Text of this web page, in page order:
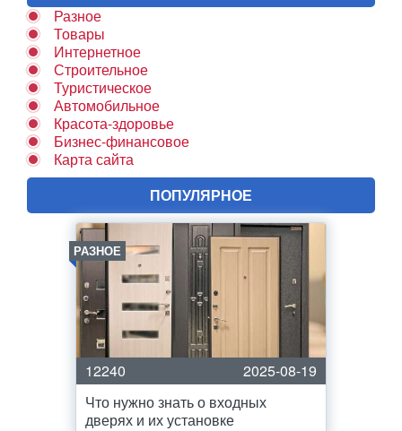
Разное
Товары
Интернетное
Строительное
Туристическое
Автомобильное
Красота-здоровье
Бизнес-финансовое
Карта сайта
ПОПУЛЯРНОЕ
РАЗНОЕ
12240
2025-08-19
Что нужно знать о входных
дверях и их установке